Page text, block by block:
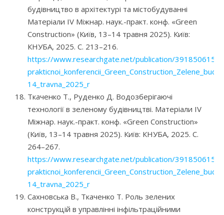
будівництво в архітектурі та містобудуванні
Матеріали IV Міжнар. наук.-практ. конф. «Green
Construction» (Київ, 13–14 травня 2025). Київ:
КНУБА, 2025. С. 213–216.
https://www.researchgate.net/publication/
14_travna_2025_r
Ткаченко Т., Руденко Д. Водозберігаючі
технології в зеленому будівництві. Матеріали IV
Міжнар. наук.-практ. конф. «Green Construction»
(Київ, 13–14 травня 2025). Київ: КНУБА, 2025. С.
264–267.
https://www.researchgate.net/publication/
14_travna_2025_r
Сахновська В., Ткаченко Т. Роль зелених
конструкцій в управлінні інфільтраційними